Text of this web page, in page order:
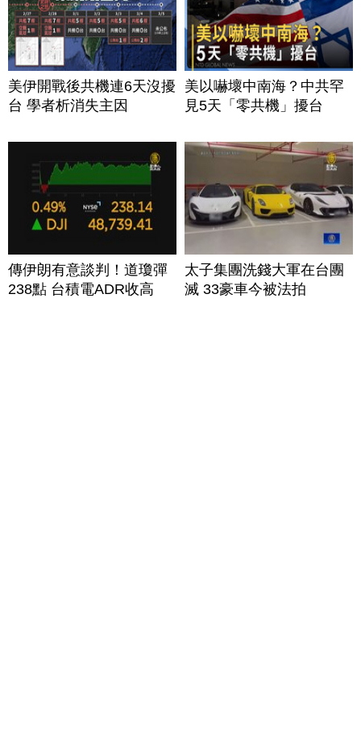
美伊開戰後共機連6天沒擾
台 學者析消失主因
美以嚇壞中南海？中共罕
見5天「零共機」擾台
傳伊朗有意談判！道瓊彈
238點 台積電ADR收高
太子集團洗錢大軍在台團
滅 33豪車今被法拍